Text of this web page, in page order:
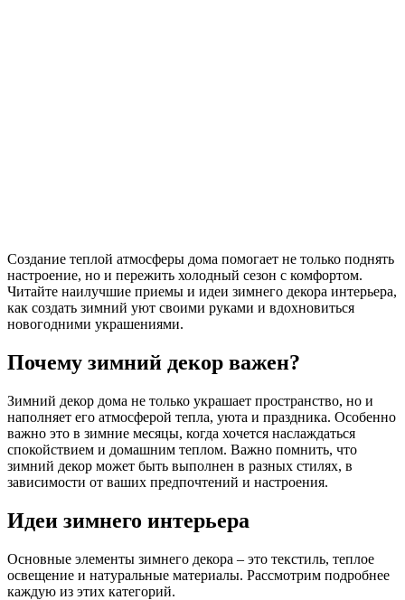
Создание теплой атмосферы дома помогает не только поднять
настроение, но и пережить холодный сезон с комфортом.
Читайте наилучшие приемы и идеи зимнего декора интерьера,
как создать зимний уют своими руками и вдохновиться
новогодними украшениями.
Почему зимний декор важен?
Зимний декор дома не только украшает пространство, но и
наполняет его атмосферой тепла, уюта и праздника. Особенно
важно это в зимние месяцы, когда хочется наслаждаться
спокойствием и домашним теплом. Важно помнить, что
зимний декор может быть выполнен в разных стилях, в
зависимости от ваших предпочтений и настроения.
Идеи зимнего интерьера
Основные элементы зимнего декора – это текстиль, теплое
освещение и натуральные материалы. Рассмотрим подробнее
каждую из этих категорий.